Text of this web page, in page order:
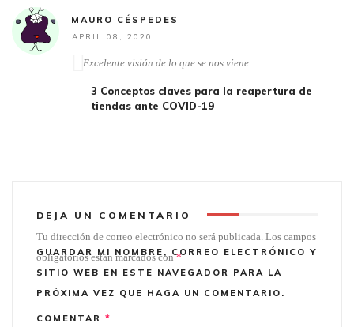
MAURO CÉSPEDES
APRIL 08, 2020
Excelente visión de lo que se nos viene...
3 Conceptos claves para la reapertura de
tiendas ante COVID-19
DEJA UN COMENTARIO
Tu dirección de correo electrónico no será publicada. Los campos
obligatorios están marcados con*
COMENTAR *
GUARDAR MI NOMBRE, CORREO ELECTRÓNICO Y
SITIO WEB EN ESTE NAVEGADOR PARA LA
PRÓXIMA VEZ QUE HAGA UN COMENTARIO.